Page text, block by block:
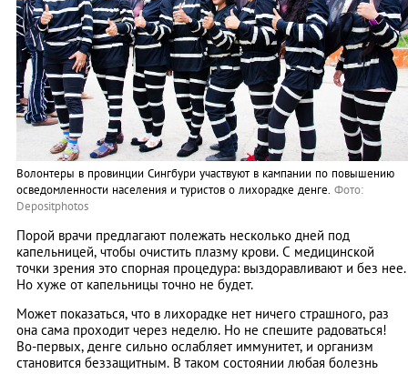
Волонтеры в провинции Сингбури участвуют в кампании по повышению
осведомленности населения и туристов о лихорадке денге. Фото:
Depositphotos
Порой врачи предлагают полежать несколько дней под
капельницей, чтобы очистить плазму крови. С медицинской
точки зрения это спорная процедура: выздоравливают и без нее.
Но хуже от капельницы точно не будет.
Может показаться, что в лихорадке нет ничего страшного, раз
она сама проходит через неделю. Но не спешите радоваться!
Во-первых, денге сильно ослабляет иммунитет, и организм
становится беззащитным. В таком состоянии любая болезнь